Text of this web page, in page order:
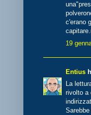
c'erano
19
Entius
La
rivolto a